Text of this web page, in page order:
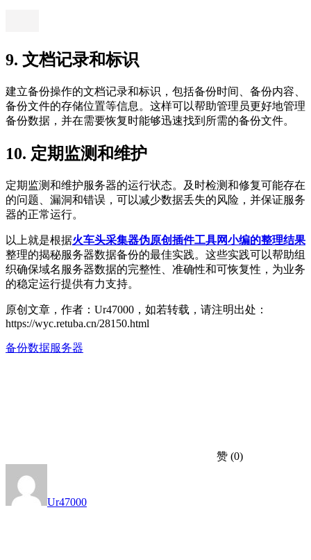
9. 文档记录和标识
建立备份操作的文档记录和标识，包括备份时间、备份内容、
备份文件的存储位置等信息。这样可以帮助管理员更好地管理
备份数据，并在需要恢复时能够迅速找到所需的备份文件。
10. 定期监测和维护
定期监测和维护服务器的运行状态。及时检测和修复可能存在
的问题、漏洞和错误，可以减少数据丢失的风险，并保证服务
器的正常运行。
以上就是根据火车头采集器伪原创插件工具网小编的整理结果
整理的揭秘服务器数据备份的最佳实践。这些实践可以帮助组
织确保域名服务器数据的完整性、准确性和可恢复性，为业务
的稳定运行提供有力支持。
原创文章，作者：Ur47000，如若转载，请注明出处：
https://wyc.retuba.cn/28150.html
备份数据服务器
赞 (0)
Ur47000